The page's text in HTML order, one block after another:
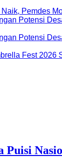
Naik, Pemdes
Fest 2026
Puisi